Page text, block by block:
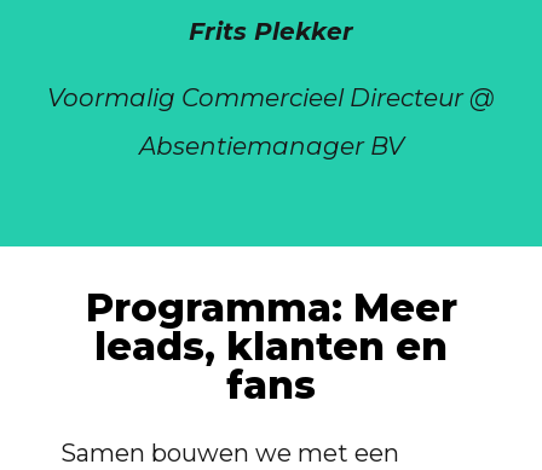
Frits Plekker
Voormalig Commercieel Directeur @
Absentiemanager BV
Programma: Meer
leads, klanten en
fans
Samen bouwen we met een